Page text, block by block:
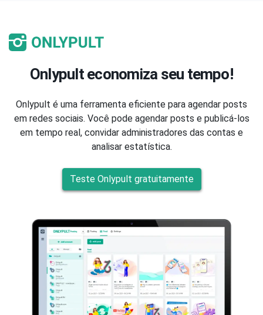
Onlypult economiza seu tempo!
Onlypult é uma ferramenta eficiente para agendar posts
em redes sociais. Você pode agendar posts e publicá-los
em tempo real, convidar administradores das contas e
analisar estatística.
Teste Onlypult gratuitamente